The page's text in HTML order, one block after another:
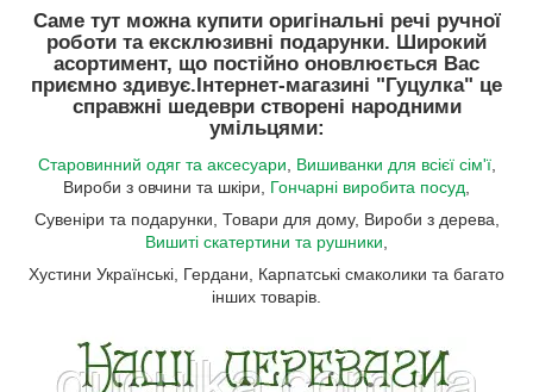
Саме тут можна купити оригінальні речі ручної
роботи та ексклюзивні подарунки. Широкий
асортимент, що постійно оновлюється Вас
приємно здивує. Інтернет-магазині "Гуцулка" це
справжні шедеври створені народними
умільцями:
Старовинний одяг та аксесуари Вишиванки для всієї сім'ї,
Вироби з овчини та шкіри,
Гончарні виробита посуд
Сувеніри та подарунки, Товари для дому, Вироби з дерева,
Вишиті скатертини та рушники
Хустини Українські, Гердани, Карпатські смаколики та багато
інших товарів.